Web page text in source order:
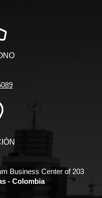
Business Center of 203
- Colombia